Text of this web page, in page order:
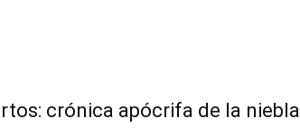
crónica apócrifa de la niebla